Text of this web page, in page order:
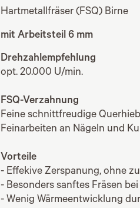
Hartmetallfräser (FSQ) Birne
mit Arbeitsteil 6 mm
Drehzahlempfehlung
opt. 20.000 U/min.
FSQ-Verzahnung
Feine schnittfreudige
Feinarbeiten an Nägeln und
Vorteile
- Effekive Zerspanung, ohne
- Besonders sanftes Fräsen
- Wenig Wärmeentwicklung